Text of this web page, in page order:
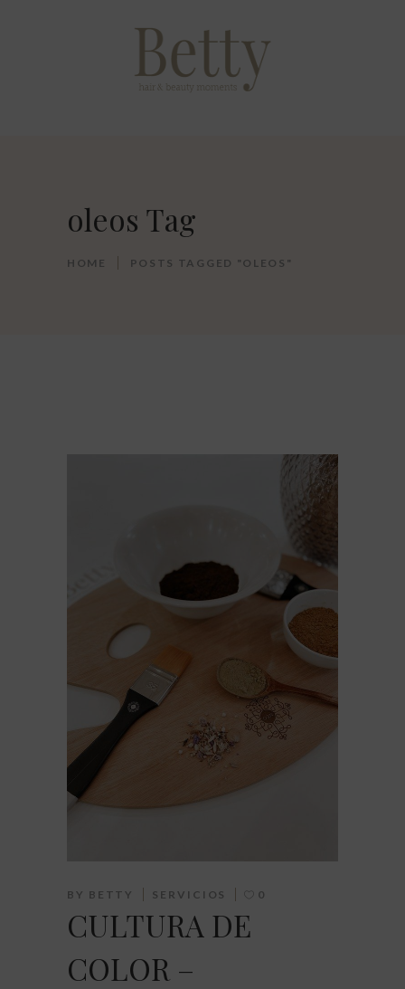
oleos Tag
HOME POSTS TAGGED "OLEOS"
BY BETTY SERVICIOS 0
CULTURA DE
COLOR –